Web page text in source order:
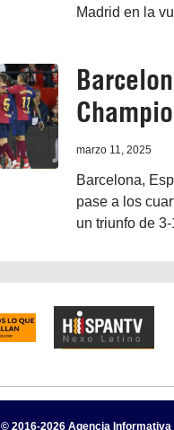
Madrid en la
marzo 11, 2025
Barcelona,
pase a los
un triunfo de
© 2016-2026 Agencia